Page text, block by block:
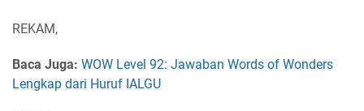
REKAM,
Baca Juga: WOW Level 92: Jawaban Words of Wonders
Lengkap dari Huruf IALGU